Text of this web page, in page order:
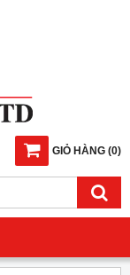
GIỎ HÀNG (0)